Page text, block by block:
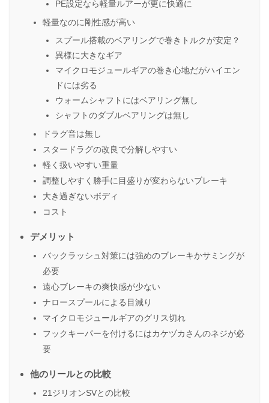
PE設定なら軽量ルアーが更に快適に
軽量なのに剛性感が高い
スプール搭載のベアリングで巻きトルクが安定？
異様に大きなギア
マイクロモジュールギアの巻き心地だがハイエン
ドには劣る
ウォームシャフトにはベアリング無し
シャフトのダブルベアリングは無し
ドラグ音は無し
スタードラグの改良で分解しやすい
軽く扱いやすい重量
調整しやすく勝手に目盛りが変わらないブレーキ
大き過ぎないボディ
コスト
デメリット
バックラッシュ対策には強めのブレーキかサミングが
必要
遠心ブレーキの爽快感が少ない
ナロースプールによる目減り
マイクロモジュールギアのグリス切れ
フックキーパーを付けるにはカケヅカさんのネジが必
要
他のリールとの比較
21ジリオンSVとの比較